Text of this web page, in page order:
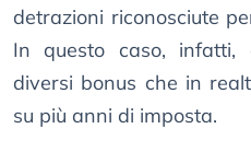
detrazioni riconosciute
In questo caso, infatti,
diversi bonus che in
su più anni di imposta.